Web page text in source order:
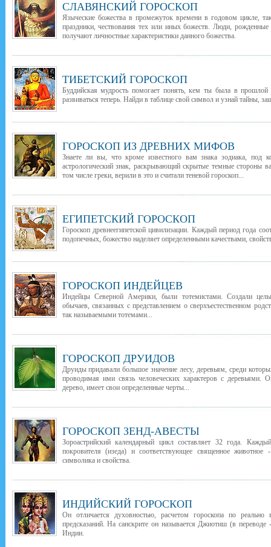
СЛАВЯНСКИЙ ГОРОСКОП
Языческие божества в промежуток времени в годовом цикле,
праздники, чествования тех или иных божеств. Люди,
получают личностные характеристики данного божества.
ТИБЕТСКИЙ ГОРОСКОП
Буддийская мудрость помогает понять, кем ты была в
развиваться теперь. Найди в таблице свой символ и узнай тайны,
ГОРОСКОП ИЗ ДРЕВНИХ МИФОВ
Знаете ли вы, что кроме известного вам знака зодиака, под
астрологический знак, раскрывающий скрытые темные стороны
том числе греки, верили в это и считали теневой гороскоп...
ЕГИПЕТСКИЙ ГОРОСКОП
Гороскоп древнеегипетской цивилизации. Каждый период года
подопечных, божество наделяет определенными качествами,
ГОРОСКОП ИНДЕЙЦЕВ
Индейцы Северной Америки, были тотемистами. Создали
обычаев, связанных с представлением о сверхъестественном
так называемыми тотемами...
ГОРОСКОП ДРУИДОВ
Друиды придавали большое значение лесу, деревьям, среди
проводимая ими связь человеческих характеров с
дерево, имеет свои определенные черты...
ГОРОСКОП ЗЕНД-АВЕСТЫ
Зороастрийский календарный цикл составляет 32 года.
покровителя (изеда) и соответствующее священное
символика и свойства.
ИНДИЙСКИЙ ГОРОСКОП
Он отличается духовностью, расчетом гороскопа по
предсказаний. На санскрите он называется Джиотиш (в переводе
Индии.